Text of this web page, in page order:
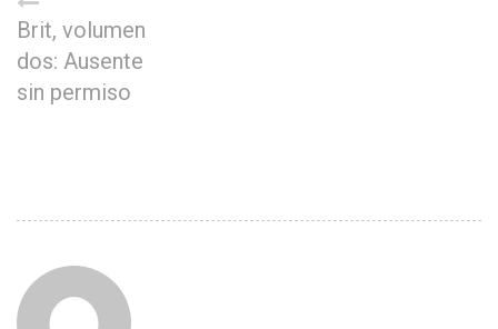
Brit, volumen
dos: Ausente
sin permiso